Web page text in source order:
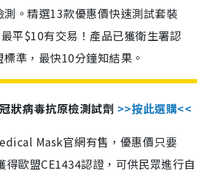
測。精選13款優惠價快速測試套裝
平$10有交易！產品已獲衛生署認
準，最快10分鐘知結果。
狀病毒抗原檢測試劑 >>按此選購<<
Mask官網有售，優惠價只要
得歐盟CE1434認證，可供民眾進行自